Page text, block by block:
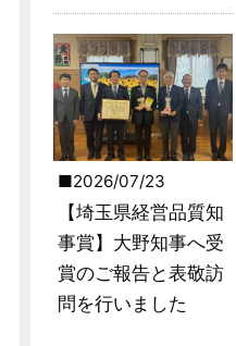
2026/07/23
【埼玉県経営品質知
事賞】大野知事へ受
賞のご報告と表敬訪
問を行いました